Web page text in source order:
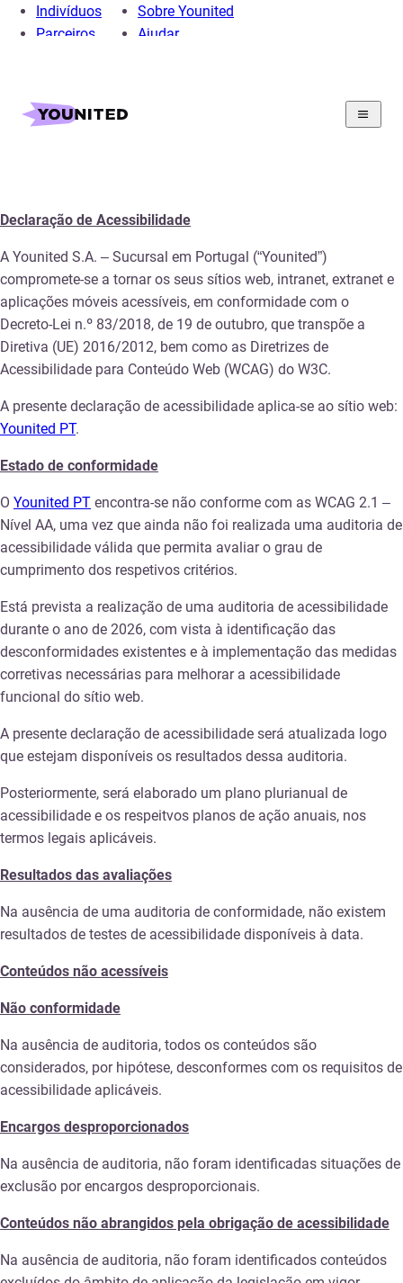
Indivíduos
Parceiros
Sobre Younited
Ajudar
Home Secao juridica
Declaração de Acessibilidade
A Younited S.A. – Sucursal em Portugal (“Younited”)
compromete-se a tornar os seus sítios web, intranet, extranet e
aplicações móveis acessíveis, em conformidade com o
Decreto-Lei n.º 83/2018, de 19 de outubro, que transpõe a
Diretiva (UE) 2016/2012, bem como as Diretrizes de
Acessibilidade para Conteúdo Web (WCAG) do W3C.
A presente declaração de acessibilidade aplica-se ao sítio web:
Younited PT.
Estado de conformidade
O Younited PT encontra-se não conforme com as WCAG 2.1 –
Nível AA, uma vez que ainda não foi realizada uma auditoria de
acessibilidade válida que permita avaliar o grau de
cumprimento dos respetivos critérios.
Está prevista a realização de uma auditoria de acessibilidade
durante o ano de 2026, com vista à identificação das
desconformidades existentes e à implementação das medidas
corretivas necessárias para melhorar a acessibilidade
funcional do sítio web.
A presente declaração de acessibilidade será atualizada logo
que estejam disponíveis os resultados dessa auditoria.
Posteriormente, será elaborado um plano plurianual de
acessibilidade e os respeitvos planos de ação anuais, nos
termos legais aplicáveis.
Resultados das avaliações
Na ausência de uma auditoria de conformidade, não existem
resultados de testes de acessibilidade disponíveis à data.
Conteúdos não acessíveis
Não conformidade
Na ausência de auditoria, todos os conteúdos são
considerados, por hipótese, desconformes com os requisitos de
acessibilidade aplicáveis.
Encargos desproporcionados
Na ausência de auditoria, não foram identificadas situações de
exclusão por encargos desproporcionais.
Conteúdos não abrangidos pela obrigação de acessibilidade
Na ausência de auditoria, não foram identificados conteúdos